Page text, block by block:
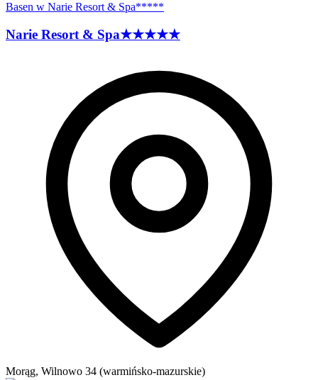
Basen w Narie Resort & Spa*****
Narie Resort & Spa★★★★★
Morąg, Wilnowo 34 (warmińsko-mazurskie)